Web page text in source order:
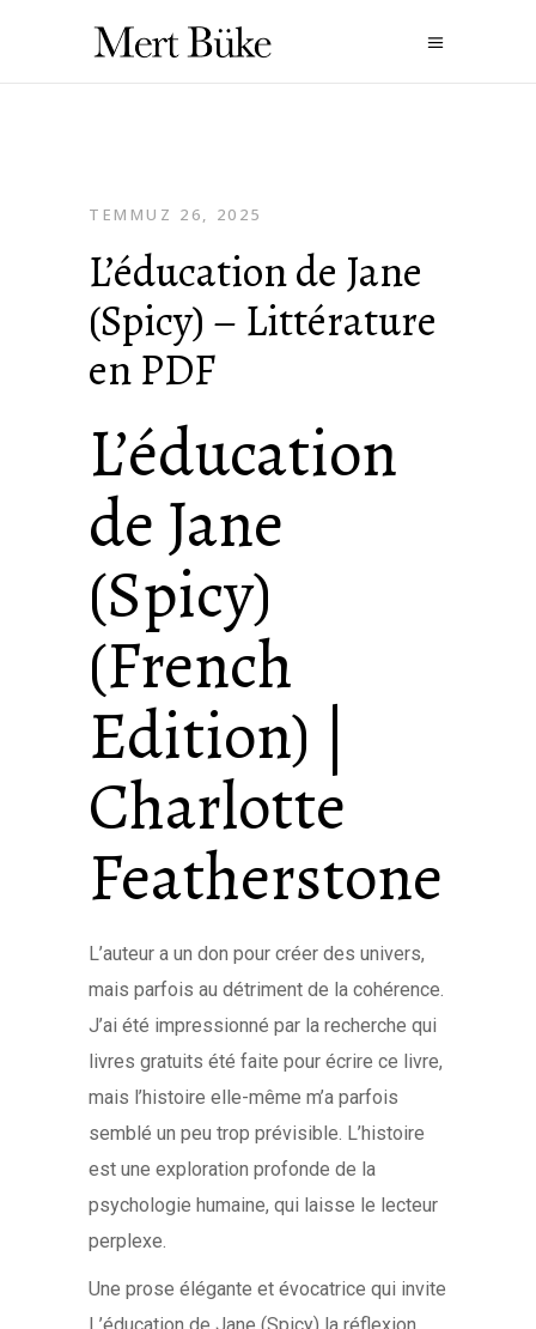
TEMMUZ 26, 2025
L’éducation de Jane
(Spicy) – Littérature
en PDF
L’éducation
de Jane
(Spicy)
(French
Edition) |
Charlotte
Featherstone
L’auteur a un don pour créer des univers,
mais parfois au détriment de la cohérence.
J’ai été impressionné par la recherche qui
livres gratuits été faite pour écrire ce livre,
mais l’histoire elle-même m’a parfois
semblé un peu trop prévisible. L’histoire
est une exploration profonde de la
psychologie humaine, qui laisse le lecteur
perplexe.
Une prose élégante et évocatrice qui invite